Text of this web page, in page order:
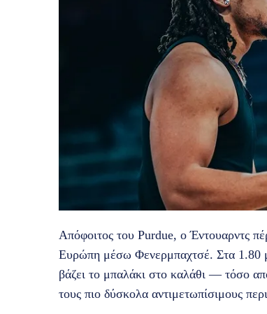
Απόφοιτος του Purdue, ο Έντουαρντς
Ευρώπη μέσω Φενερμπαχτσέ. Στα 1.80
βάζει το μπαλάκι στο καλάθι — τόσο
τους πιο δύσκολα αντιμετωπίσιμους